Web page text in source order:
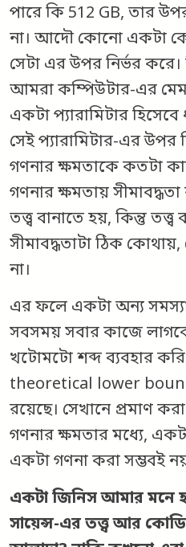
পারে কি 512 GB, তার
না। আদৌ কোনো একটা
সেটা এর উপর নির্ভর করে।
আমরা কম্পিউটার-এর
একটা প্যারামিটার
সেই প্যারামিটার-এর উপর
গণনার ক্ষমতাকে কতটা
গণনার ক্ষমতায়
তত্ত্ব বানাতে হয়, কিন্তু
সীমাবদ্ধতাটা ঠিক
না।
এর ফলে একটা অন্য
সবসময় সবার কাজে
খটোমটো শব্দ ব্যবহার
theoretical lower
রয়েছে। সেখানে প্রমাণ
গণনার ক্ষমতার মধ্যে,
একটা গণনা করা সম্ভবই
একটা জিনিস আমার মনে
সায়েন্স-এর তত্ত্ব আর